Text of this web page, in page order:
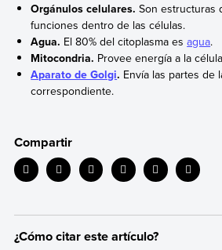
Orgánulos celulares. Son estructuras
funciones dentro de las células.
Agua. El 80% del citoplasma esagua.
Mitocondria. Provee energía a la
Aparato de Golgi. Envía las partes de
correspondiente.
Compartir
¿Cómo citar este artículo?